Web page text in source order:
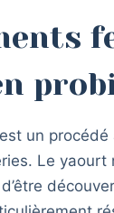
un
Le yaourt